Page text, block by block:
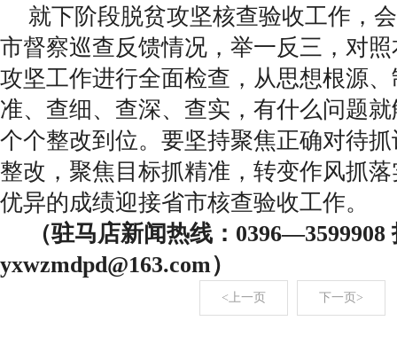
就下阶段脱贫攻坚核查验收工作，
市督察巡查反馈情况，举一反三，对
攻坚工作进行全面检查，从思想根源
准、查细、查深、查实，有什么问题
个个整改到位。要坚持聚焦正确对待
整改，聚焦目标抓精准，转变作风抓
优异的成绩迎接省市核查验收工作。
（驻马店新闻热线：0396—3599908
yxwzmdpd@163.com）
<上一页 下一页>